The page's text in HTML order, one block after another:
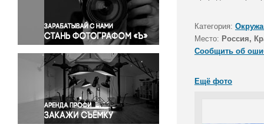
Правосудие
Происшествия и конфликты
Религия
Светская жизнь
Спорт
Экология
Экономика и бизнес
Категория:
Место: Россия,
Сообщить об
Ещё фото